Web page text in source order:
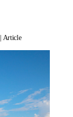
Article